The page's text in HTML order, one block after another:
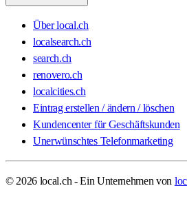
Über local.ch
localsearch.ch
search.ch
renovero.ch
localcities.ch
Eintrag erstellen / ändern / löschen
Kundencenter für Geschäftskunden
Unerwünschtes Telefonmarketing
© 2026 local.ch - Ein Unternehmen von